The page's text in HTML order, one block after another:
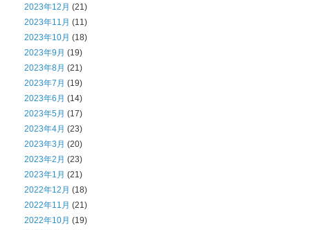
2023年12月 (21)
2023年11月 (11)
2023年10月 (18)
2023年9月 (19)
2023年8月 (21)
2023年7月 (19)
2023年6月 (14)
2023年5月 (17)
2023年4月 (23)
2023年3月 (20)
2023年2月 (23)
2023年1月 (21)
2022年12月 (18)
2022年11月 (21)
2022年10月 (19)